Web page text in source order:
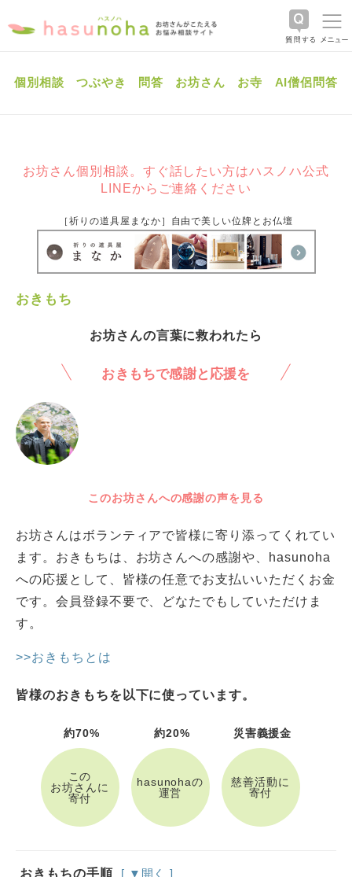
個別相談 つぶやき 問答 お坊さん お寺 AI僧侶問答
お坊さん個別相談。すぐ話したい方はハスノハ公式
LINEからご連絡ください
［祈りの道具屋まなか］自由で美しい位牌とお仏壇
おきもち
お坊さんの言葉に救われたら
おきもちで感謝と応援を
このお坊さんへの感謝の声を見る
お坊さんはボランティアで皆様に寄り添ってくれてい
ます。おきもちは、お坊さんへの感謝や、hasunoha
への応援として、皆様の任意でお支払いいただくお金
です。会員登録不要で、どなたでもしていただけま
す。
>>おきもちとは
皆様のおきもちを以下に使っています。
約70%
この
お坊さんに
寄付
約20%
hasunohaの
運営
災害義援金
慈善活動に
寄付
おきもちの手順 [ ▼開く ]